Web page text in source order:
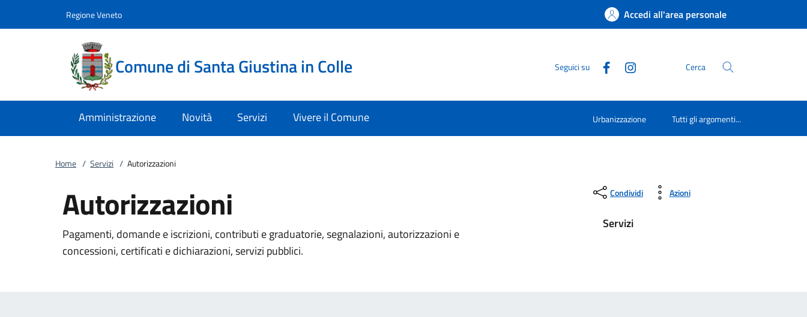
Regione Veneto Accedi all'area personale
Comune di Santa Giustina in Colle Seguici su Cerca
Amministrazione Novità Servizi Vivere il Comune Urbanizzazione Tutti gli argomenti...
Home / Servizi / Autorizzazioni
Autorizzazioni
Pagamenti, domande e iscrizioni, contributi e graduatorie, segnalazioni, autorizzazioni e
concessioni, certificati e dichiarazioni, servizi pubblici.
Condividi Azioni
Servizi